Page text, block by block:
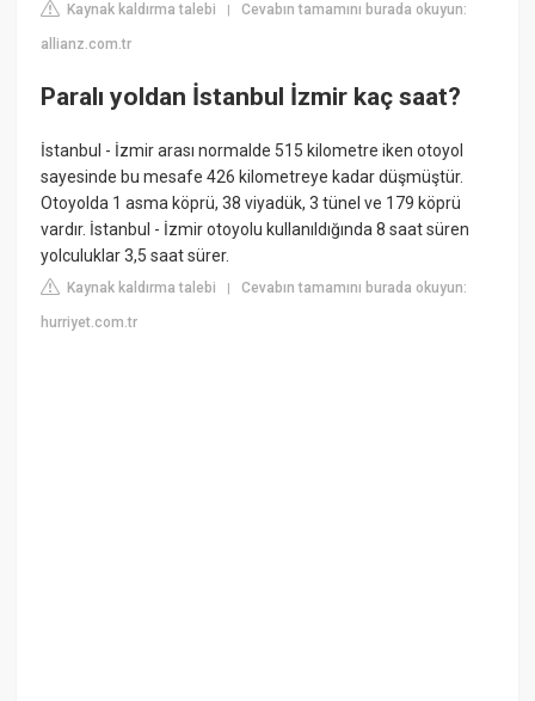
Kaynak kaldırma talebi |Cevabın tamamını burada okuyun:
allianz.com.tr
Paralı yoldan İstanbul İzmir kaç saat?
İstanbul - İzmir arası normalde 515 kilometre iken otoyol
sayesinde bu mesafe 426 kilometreye kadar düşmüştür.
Otoyolda 1 asma köprü, 38 viyadük, 3 tünel ve 179 köprü
vardır. İstanbul - İzmir otoyolu kullanıldığında 8 saat süren
yolculuklar 3,5 saat sürer.
Kaynak kaldırma talebi |Cevabın tamamını burada okuyun:
hurriyet.com.tr